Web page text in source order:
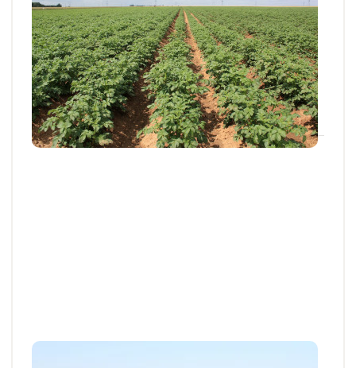
Pomme de terre : appliquer l’hydrazide
maléique au bon moment
Appliquer l’hydrazide maléique au champ au bon
stade et dans de bonnes conditions permet d...
03 JUILL. 2025